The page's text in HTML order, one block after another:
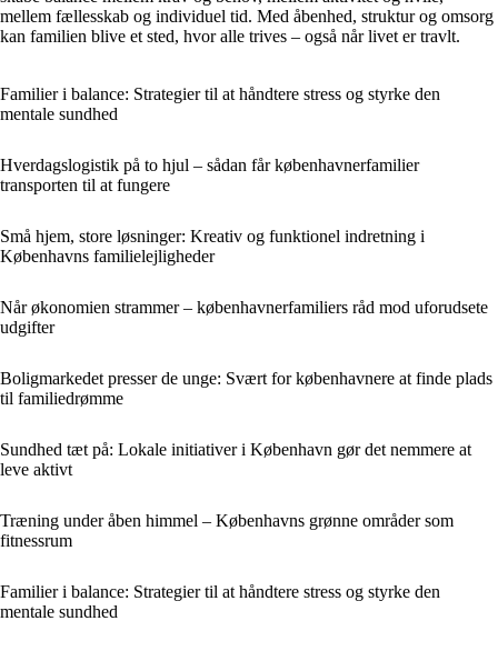
mellem fællesskab og individuel tid. Med åbenhed, struktur og omsorg
kan familien blive et sted, hvor alle trives – også når livet er travlt.
Familier i balance: Strategier til at håndtere stress og styrke den
mentale sundhed
Hverdagslogistik på to hjul – sådan får københavnerfamilier
transporten til at fungere
Små hjem, store løsninger: Kreativ og funktionel indretning i
Københavns familielejligheder
Når økonomien strammer – københavnerfamiliers råd mod uforudsete
udgifter
Boligmarkedet presser de unge: Svært for københavnere at finde plads
til familiedrømme
Sundhed tæt på: Lokale initiativer i København gør det nemmere at
leve aktivt
Træning under åben himmel – Københavns grønne områder som
fitnessrum
Familier i balance: Strategier til at håndtere stress og styrke den
mentale sundhed